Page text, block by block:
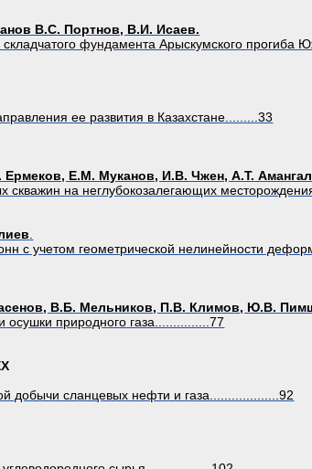
В.С. Портнов, В.И. Исаев.
фундамента Арыскумского прогиба
ее развития в Казахстане.........33
Е.М. Муканов, И.В. Чжен, А.Т.
скважин на неглубокозалегающих
.
с учетом геометрической нелинейности
В.Б. Мельников, П.В. Климов, Ю.В.
осушки природного газа...............77
добычи сланцевых нефти и газа...................92